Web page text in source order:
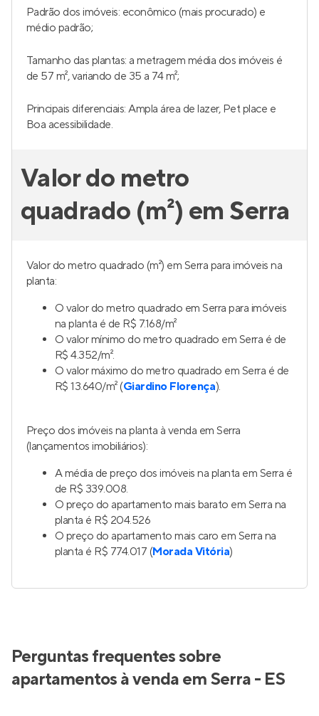
Padrão dos imóveis: econômico (mais procurado) e
médio padrão;
Tamanho das plantas: a metragem média dos imóveis é
de 57 m², variando de 35 a 74 m²;
Principais diferenciais: Ampla área de lazer, Pet place e
Boa acessibilidade.
Valor do metro
quadrado (m²) em Serra
Valor do metro quadrado (m²) em Serra para imóveis na
planta:
O valor do metro quadrado em Serra para imóveis
na planta é de R$ 7.168/m²
O valor mínimo do metro quadrado em Serra é de
R$ 4.352/m².
O valor máximo do metro quadrado em Serra é de
R$ 13.640/m² (Giardino Florença).
Preço dos imóveis na planta à venda em Serra
(lançamentos imobiliários):
A média de preço dos imóveis na planta em Serra é
de R$ 339.008.
O preço do apartamento mais barato em Serra na
planta é R$ 204.526
O preço do apartamento mais caro em Serra na
planta é R$ 774.017 (Morada Vitória)
Perguntas frequentes sobre
apartamentos à venda em Serra - ES